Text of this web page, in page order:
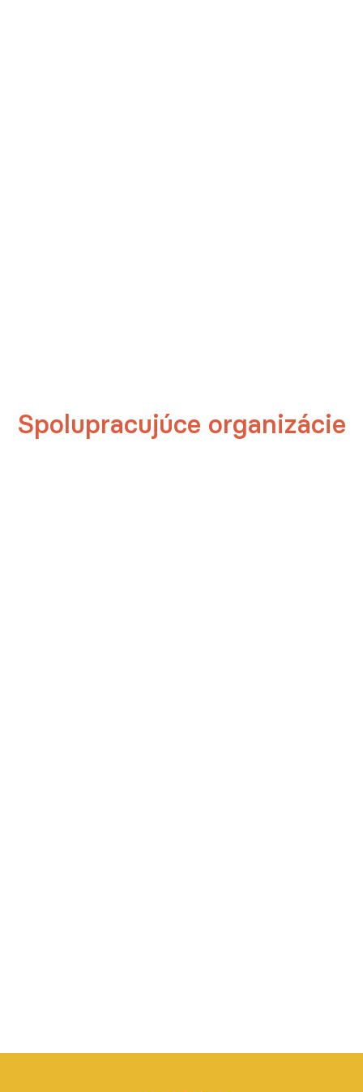
Spolupracujúce organizácie